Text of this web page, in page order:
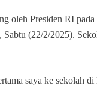
oleh Presiden RI
(22/2/2025).
saya ke sekolah